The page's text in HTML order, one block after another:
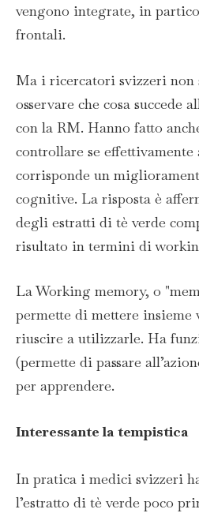
vengono integrate, in
frontali.
Ma i ricercatori svizzeri
osservare che cosa succede
con la RM. Hanno fatto
controllare se effettivamente
corrisponde un
cognitive. La risposta è
degli estratti di tè verde
risultato in termini di
La Working memory, o
permette di mettere
riuscire a utilizzarle. Ha
(permette di passare
per apprendere.
Interessante la tempistica
In pratica i medici svizzeri
l’estratto di tè verde poco